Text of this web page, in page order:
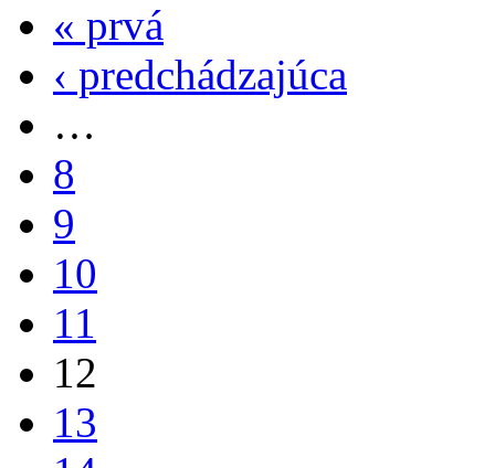
« prvá
‹ predchádzajúca
…
8
9
10
11
12
13